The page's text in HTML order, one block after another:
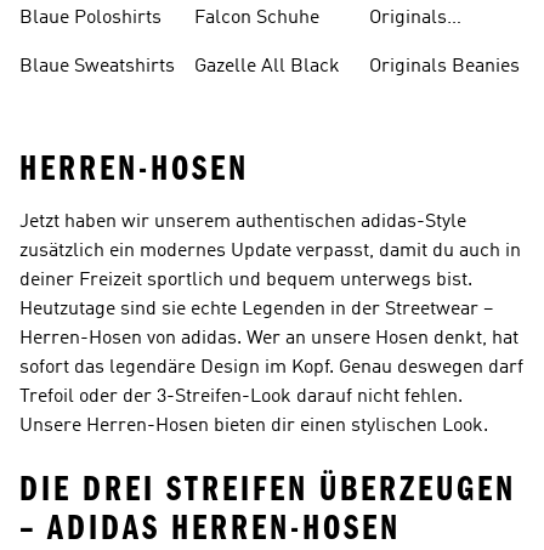
Blaue Poloshirts
Blaue Sweatshirts
Falcon Schuhe
Gazelle All Black
Originals
Oberteile
Originals Beanies
HERREN-HOSEN
Jetzt haben wir unserem authentischen adidas-Style
zusätzlich ein modernes Update verpasst, damit du auch in
deiner Freizeit sportlich und bequem unterwegs bist.
Heutzutage sind sie echte Legenden in der Streetwear –
Herren-Hosen von adidas. Wer an unsere Hosen denkt, hat
sofort das legendäre Design im Kopf. Genau deswegen darf
Trefoil oder der 3-Streifen-Look darauf nicht fehlen.
Unsere Herren-Hosen bieten dir einen stylischen Look.
DIE DREI STREIFEN ÜBERZEUGEN
– ADIDAS HERREN-HOSEN